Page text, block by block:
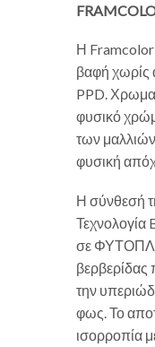
Η Framcolor
βαφή χωρίς
PPD.
φυσικό
των
φυσική
Η σύνθεσή
Τεχνολογία
σε
βερβερίδας
την
φως. Το
ισορροπία